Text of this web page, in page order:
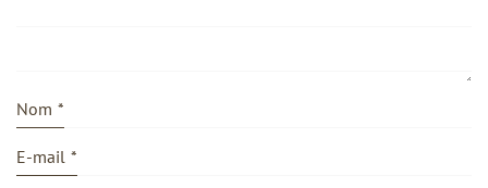
Nom *
E-mail *